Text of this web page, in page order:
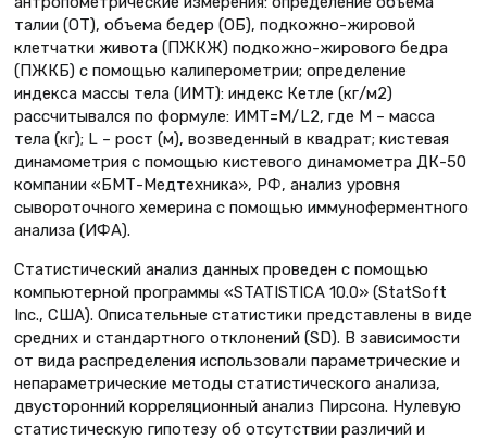
талии (ОТ), объема бедер (ОБ), подкожно-жировой
клетчатки живота (ПЖКЖ) подкожно-жирового бедра
(ПЖКБ) с помощью калиперометрии; определение
индекса массы тела (ИМТ): индекс Кетле (кг/м2)
рассчитывался по формуле: ИМТ=M/L2, где M – масса
тела (кг); L – рост (м), возведенный в квадрат; кистевая
динамометрия с помощью кистевого динамометра ДК-50
компании «БМТ-Медтехника», РФ, анализ уровня
сывороточного хемерина с помощью иммуноферментного
анализа (ИФА).
Статистический анализ данных проведен с помощью
компьютерной программы «STATISTICA 10.0» (StatSoft
Inc., США). Описательные статистики представлены в виде
средних и стандартного отклонений (SD). В зависимости
от вида распределения использовали параметрические и
непараметрические методы статистического анализа,
двусторонний корреляционный анализ Пирсона. Нулевую
статистическую гипотезу об отсутствии различий и